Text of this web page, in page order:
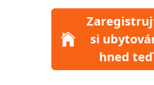
si
hned teď